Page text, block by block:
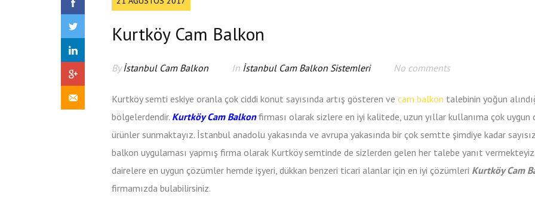
Kurtköy Cam Balkon
Byİstanbul Cam Balkon In İstanbul Cam Balkon Sistemleri No comments
Kurtköy semti eskiye oranla çok ciddi konut sayısında artış gösteren ve cam balkon talebinin yoğun
bölgelerdendir. Kurtköy Cam Balkonfirması olarak sizlere en iyi kalitede, uzun yıllar kullanıma çok uygun
ürünler sunmaktayız. İstanbul anadolu yakasında ve avrupa yakasında bir çok semtte şimdiye kadar
balkon uygulaması yapmış firma olarak Kurtköy semtinde de sizlerden gelen her talebe yanıt
dairelere en uygun çözümler hemde işyeri, dükkan benzeri ticari alanlar için en iyi çözümleri Kurtköy Cam
firmamızda bulabilirsiniz.